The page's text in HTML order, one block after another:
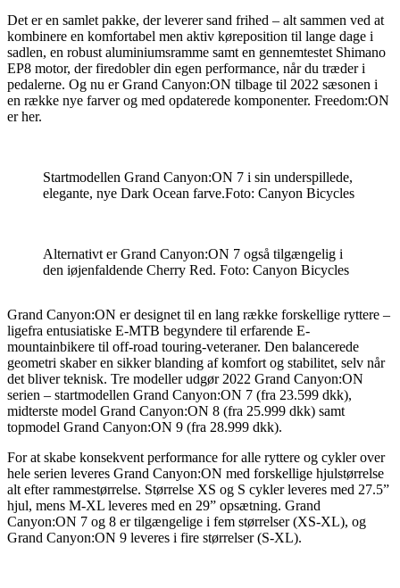
Det er en samlet pakke, der leverer sand frihed – alt sammen ved at
kombinere en komfortabel men aktiv køreposition til lange dage i
sadlen, en robust aluminiumsramme samt en gennemtestet Shimano
EP8 motor, der firedobler din egen performance, når du træder i
pedalerne. Og nu er Grand Canyon:ON tilbage til 2022 sæsonen i
en række nye farver og med opdaterede komponenter. Freedom:ON
er her.
Startmodellen Grand Canyon:ON 7 i sin underspillede,
elegante, nye Dark Ocean farve.Foto: Canyon Bicycles
Alternativt er Grand Canyon:ON 7 også tilgængelig i
den iøjenfaldende Cherry Red. Foto: Canyon Bicycles
Grand Canyon:ON er designet til en lang række forskellige ryttere –
ligefra entusiatiske E-MTB begyndere til erfarende E-
mountainbikere til off-road touring-veteraner. Den balancerede
geometri skaber en sikker blanding af komfort og stabilitet, selv når
det bliver teknisk. Tre modeller udgør 2022 Grand Canyon:ON
serien – startmodellen Grand Canyon:ON 7 (fra 23.599 dkk),
midterste model Grand Canyon:ON 8 (fra 25.999 dkk) samt
topmodel Grand Canyon:ON 9 (fra 28.999 dkk).
For at skabe konsekvent performance for alle ryttere og cykler over
hele serien leveres Grand Canyon:ON med forskellige hjulstørrelse
alt efter rammestørrelse. Størrelse XS og S cykler leveres med 27.5”
hjul, mens M-XL leveres med en 29” opsætning. Grand
Canyon:ON 7 og 8 er tilgængelige i fem størrelser (XS-XL), og
Grand Canyon:ON 9 leveres i fire størrelser (S-XL).